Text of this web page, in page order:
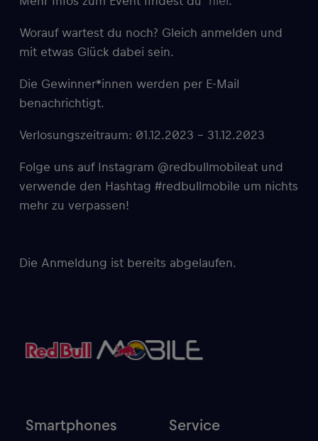
Worauf wartest du noch? Gleich anmelden und
mit etwas Glück dabei sein.
Die Gewinner*innen werden per E-Mail
benachrichtigt.
Verlosungszeitraum: 01.12.2023 – 31.12.2023
Folge uns auf Instagram @redbullmobileat und
verwende den Hashtag #redbullmobile um nichts
mehr zu verpassen!
Die Anmeldung ist bereits abgelaufen.
Smartphones Service